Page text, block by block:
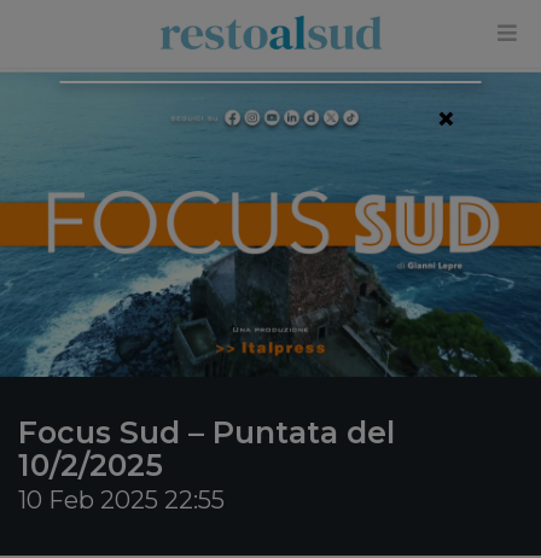
Focus Sud – Puntata del
10/2/2025
10 Feb 2025 22:55
×